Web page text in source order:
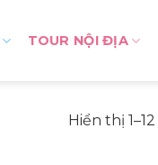
TOUR NỘI ĐỊA
Hiển thị